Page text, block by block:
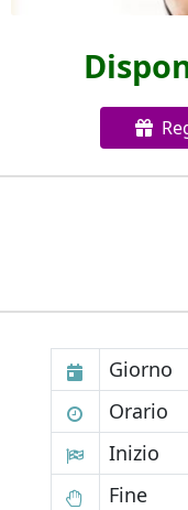
Giorno
Orario
Inizio
Fine